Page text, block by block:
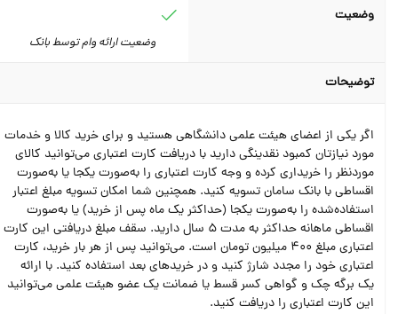
وضعیت
وضعیت ارائه وام توسط بانک
توضیحات
اگر یکی از اعضای هیئت علمی دانشگاهی هستید و برای خرید کالا و خدمات
مورد نیازتان کمبود نقدینگی دارید با دریافت کارت اعتباری می‌توانید کالای
موردنظر را خریداری کرده و وجه کارت اعتباری را به‌صورت یکجا یا به‌صورت
اقساطی با بانک سامان تسویه کنید. همچنین شما امکان تسویه مبلغ اعتبار
استفاده‌شده را به‌صورت یکجا (حداکثر یک ماه پس از خرید) یا به‌صورت
اقساطی ماهانه حداکثر به مدت 5 سال دارید. سقف مبلغ دریافتی این کارت
اعتباری مبلغ 400 میلیون تومان است. می‌توانید پس از هر بار خرید، کارت
اعتباری خود را مجدد شارژ کنید و در خرید‌های بعد استفاده کنید. با ارائه
یک برگه چک و گواهی کسر قسط یا ضمانت یک عضو هیئت علمی می‌توانید
این کارت اعتباری را دریافت کنید.